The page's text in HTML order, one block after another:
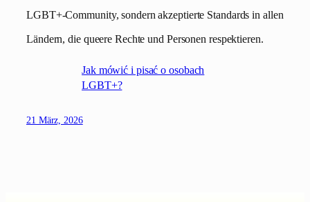
LGBT+-Community, sondern akzeptierte Standards in allen
Ländern, die queere Rechte und Personen respektieren.
Jak mówić i pisać o osobach
LGBT+?
21 März, 2026